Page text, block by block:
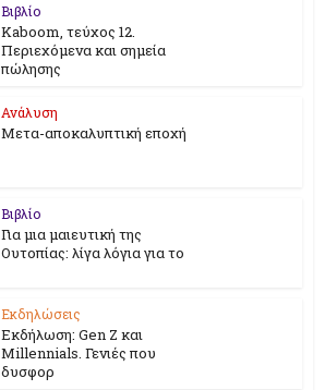
Βιβλίο
Kaboom, τεύχος 12.
Περιεχόμενα και σημεία
πώλησης
Ανάλυση
Μετα-αποκαλυπτική εποχή
Βιβλίο
Για μια μαιευτική της
Ουτοπίας: λίγα λόγια για το
Εκδηλώσεις
Εκδήλωση: Gen Z και
Millennials. Γενιές που
δυσφορ